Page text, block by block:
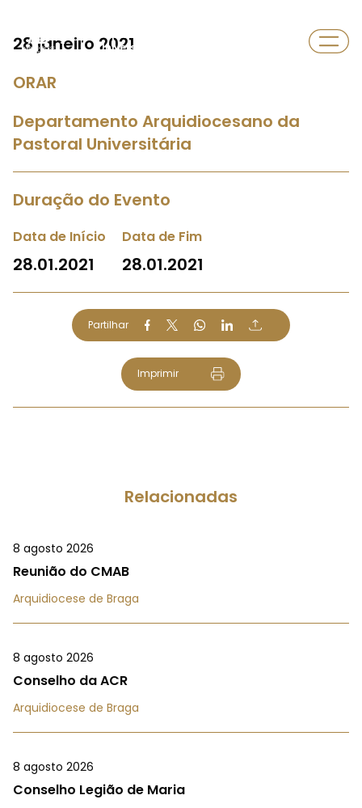
Departamento
Universidade
28 janeiro 2021
ORAR
Departamento Arquidiocesano da
Pastoral Universitária
Duração do Evento
Data de Início
28.01.2021
Data de Fim
28.01.2021
Partilhar
Imprimir
Relacionadas
8 agosto 2026
Reunião do CMAB
Arquidiocese de Braga
8 agosto 2026
Conselho da ACR
Arquidiocese de Braga
8 agosto 2026
Conselho Legião de Maria